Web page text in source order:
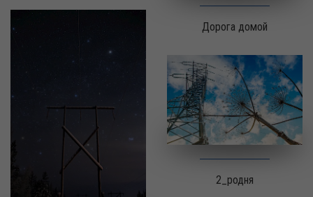
Дорога домой
2_родня